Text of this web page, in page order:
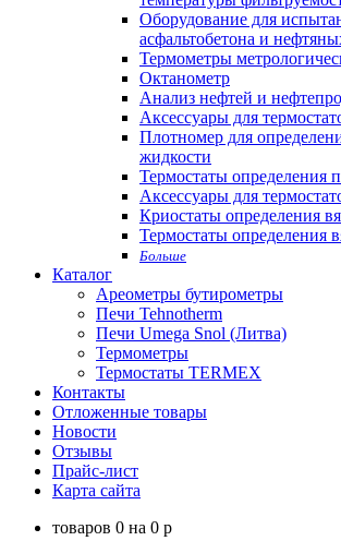
Оборудование для
асфальтобетона и
Термометры
Октанометр
Анализ нефтей и
Аксессуары для
Плотномер для
жидкости
Термостаты определения
Аксессуары для
Криостаты определения
Термостаты определения
Больше
Каталог
Ареометры бутирометры
Печи Tehnotherm
Печи Umega Snol (Литва)
Термометры
Термостаты TERMEX
Контакты
Отложенные товары
Новости
Отзывы
Прайс-лист
Карта сайта
товаров 0 на 0 p